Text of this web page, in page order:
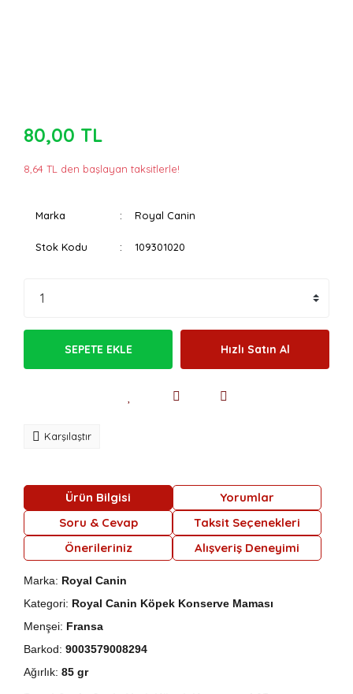
80,00 TL
8,64 TL den başlayan taksitlerle!
Marka Royal Canin
Stok Kodu 109301020
SEPETE EKLE Hızlı Satın Al
Karşılaştır
Ürün Bilgisi
Yorumlar
Soru & Cevap
Taksit Seçenekleri
Önerileriniz
Alışveriş Deneyimi
Marka: Royal Canin
Kategori: Royal Canin Köpek Konserve Maması
Menşei: Fransa
Barkod: 9003579008294
Ağırlık: 85 gr